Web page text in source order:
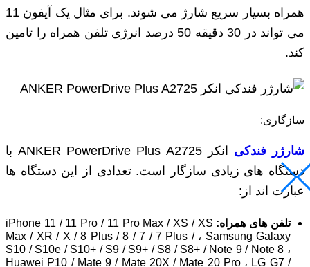
همراه بسیار سریع شارژ می شوند. برای مثال یک آیفون 11
می تواند در 30 دقیقه 50 درصد انرژی تلفن همراه را تامین
کند.
سازگاری:
شارژر فندکی
انکر ANKER PowerDrive Plus A2725 با
دستگاه های زیادی سازگار است. تعدادی از این دستگاه ها
عبارت اند از:
تلفن های همراه: iPhone 11 / 11 Pro / 11 Pro Max / XS / XS
Max / XR / X / 8 Plus / 8 / 7 / 7 Plus / ، Samsung Galaxy
S10 / S10e / S10+ / S9 / S9+ / S8 / S8+ / Note 9 / Note 8 ،
Huawei P10 / Mate 9 / Mate 20X / Mate 20 Pro ، LG G7 /